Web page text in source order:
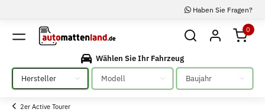
Haben Sie Fragen?
0
Wählen Sie Ihr Fahrzeug
Bitte auswählen
Bitte auswählen Bitte auswählen
2er Active Tourer